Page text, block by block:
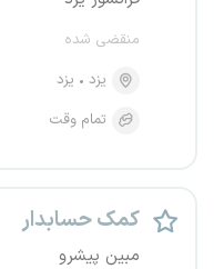
منقضی شده
یزد
یزد
تمام وقت
کمک حسابدار
مبین پیشرو